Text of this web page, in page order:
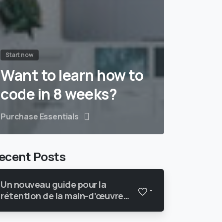
Start now
Want to learn how to
code in 8 weeks?
Purchase Essentials
Posts
Un nouveau guide pour la
rétention de la main-d’œuvre
-